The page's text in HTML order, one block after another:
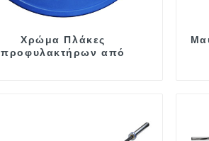
Χρώμα Πλάκες
προφυλακτήρων από